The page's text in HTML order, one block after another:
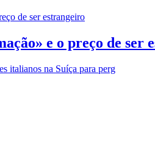
e o preço de ser
italianos na Suíça para perg